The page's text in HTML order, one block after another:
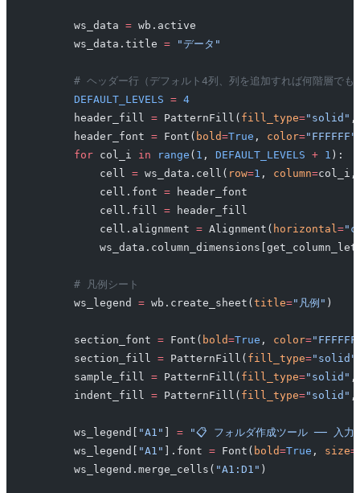
        ws_data
= wb.active
        ws_data.title
= "データ"
# ヘッダー行（デフォルト4列、列を追加すれば何階層でも
        DEFAULT_LEVELS
= 4
        header_fill
= PatternFill( fill_type="solid"
        header_font
= Font( bold=True , color="FFFFFF"
        for
col_i in range ( 1 , DEFAULT_LEVELS + 1 ):
            cell
= ws_data.cell( row=1 , column=
            cell.font
= header_font
            cell.fill
= header_fill
            cell.alignment
= Alignment( horizontal=
        # 凡例シート
        ws_legend
= wb.create_sheet( title="凡例" )
        section_font
= Font( bold=True , color=
        section_fill
= PatternFill( fill_type="solid"
        sample_fill
= PatternFill( fill_type="solid"
        indent_fill
= PatternFill( fill_type="solid"
        ws_legend[
"A1" = "📋 フォルダ作成ツール ── 入力
        ws_legend[
"A1" ].font = Font( bold=True , size=
        ws_legend.merge_cells(
"A1:D1" )